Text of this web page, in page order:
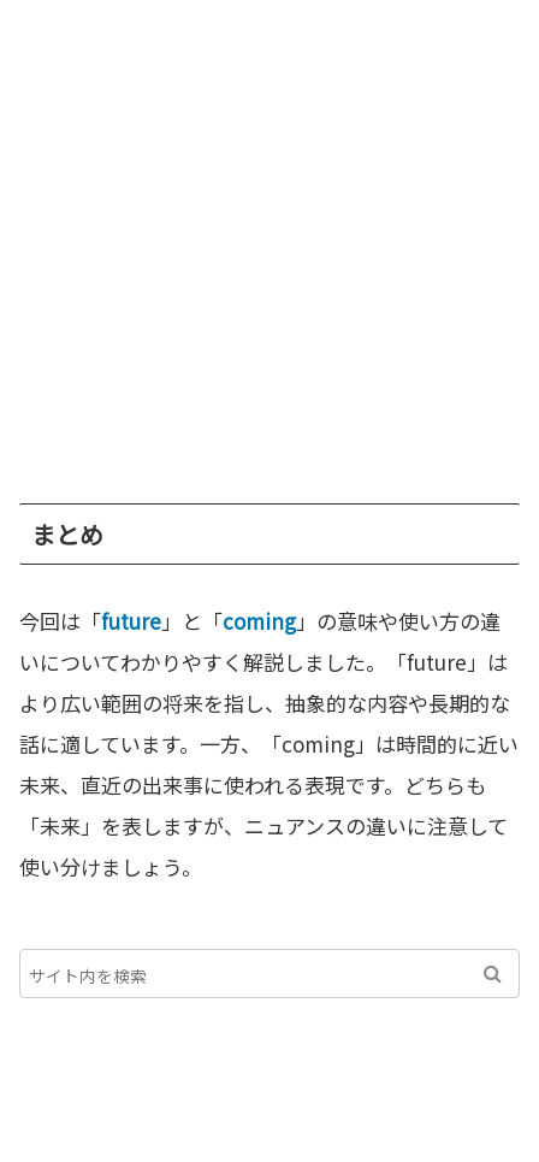
まとめ
今回は「future」と「coming」の意味や使い方の違
いについてわかりやすく解説しました。「future」は
より広い範囲の将来を指し、抽象的な内容や長期的な
話に適しています。一方、「coming」は時間的に近い
未来、直近の出来事に使われる表現です。どちらも
「未来」を表しますが、ニュアンスの違いに注意して
使い分けましょう。